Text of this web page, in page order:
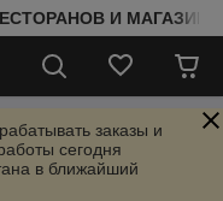
И
заказы и
сегодня
в ближайший